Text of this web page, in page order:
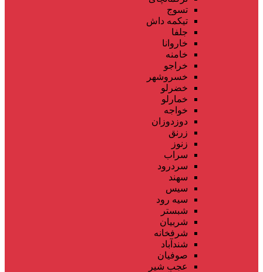
تسوج
تیکمه داش
جلفا
خاروانا
خامنه
خراجو
خسروشهر
خضرلو
خمارلو
خواجه
دوزدوزان
زرنق
زنوز
سراب
سردرود
سهند
سیس
سیه رود
شبستر
شربیان
شرفخانه
شندآباد
صوفیان
عجب شیر